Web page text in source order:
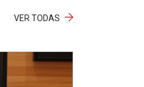
VER TODAS